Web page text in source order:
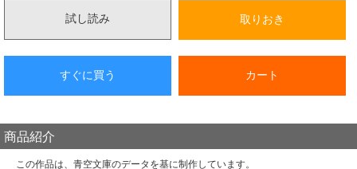
試し読み 取りおき
すぐに買う カート
商品紹介
この作品は、青空文庫のデータを基に制作しています。